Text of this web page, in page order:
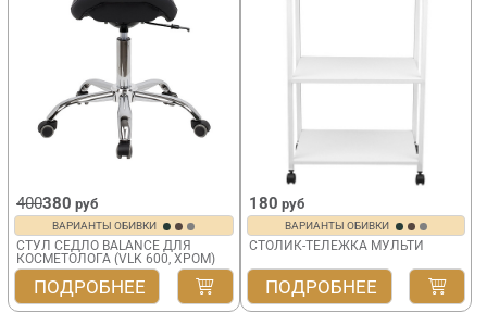
400380 руб
ВАРИАНТЫ ОБИВКИ
СТУЛ СЕДЛО BALANCE ДЛЯ
КОСМЕТОЛОГА (VLK 600, ХРОМ)
ПОДРОБНЕЕ
180 руб
ВАРИАНТЫ ОБИВКИ
СТОЛИК-ТЕЛЕЖКА МУЛЬТИ
ПОДРОБНЕЕ